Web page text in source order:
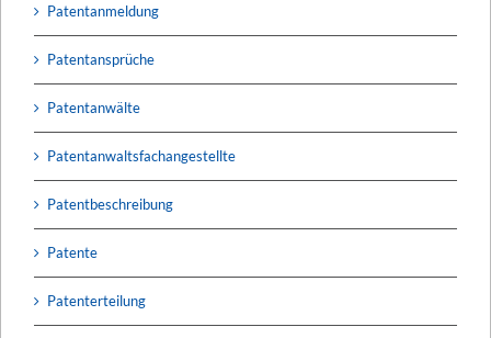
Patentanmeldung
Patentansprüche
Patentanwälte
Patentanwaltsfachangestellte
Patentbeschreibung
Patente
Patenterteilung